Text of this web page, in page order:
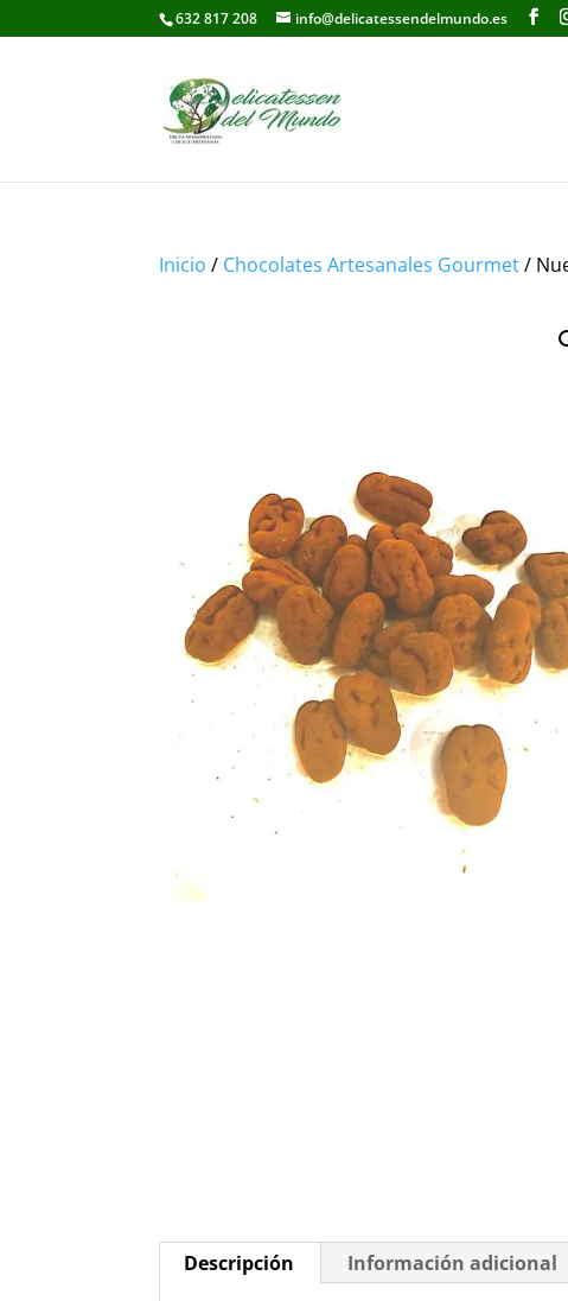
632 817 208 info@delicatessendelmundo.es
Inicio / Chocolates Artesanales Gourmet/
Descripción Información adicional